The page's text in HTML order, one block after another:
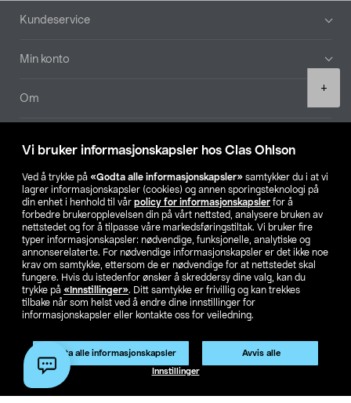
Vi bruker informasjonskapsler hos Clas Ohlson
Ved å trykke på «Godta alle informasjonskapsler» samtykker du i at vi
lagrer informasjonskapsler (cookies) og annen sporingsteknologi på
din enhet i henhold til vår policy for informasjonskapsler for å
forbedre brukeropplevelsen din på vårt nettsted, analysere bruken av
nettstedet og for å tilpasse våre markedsføringstiltak. Vi bruker fire
typer informasjonskapsler: nødvendige, funksjonelle, analytiske og
annonserelaterte. For nødvendige informasjonskapsler er det ikke noe
krav om samtykke, ettersom de er nødvendige for at nettstedet skal
fungere. Hvis du istedenfor ønsker å skreddersy dine valg, kan du
trykke på «Innstillinger». Ditt samtykke er frivillig og kan trekkes
tilbake når som helst ved å endre dine innstillinger for
informasjonskapsler eller kontakte oss for veiledning.
Godta alle informasjonskapsler Avvis alle
Innstillinger
+
Legg i handlekurv
Bunntekst
Kundeservice
Min konto
Om
Våre selskaper
Finn din butikk
SE NO FI
Privacy statement Medlemsvilkår Kjøpsvilkår
For bedrifter
Endre til priser ekskl. moms